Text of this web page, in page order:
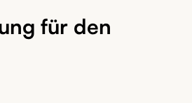
für den